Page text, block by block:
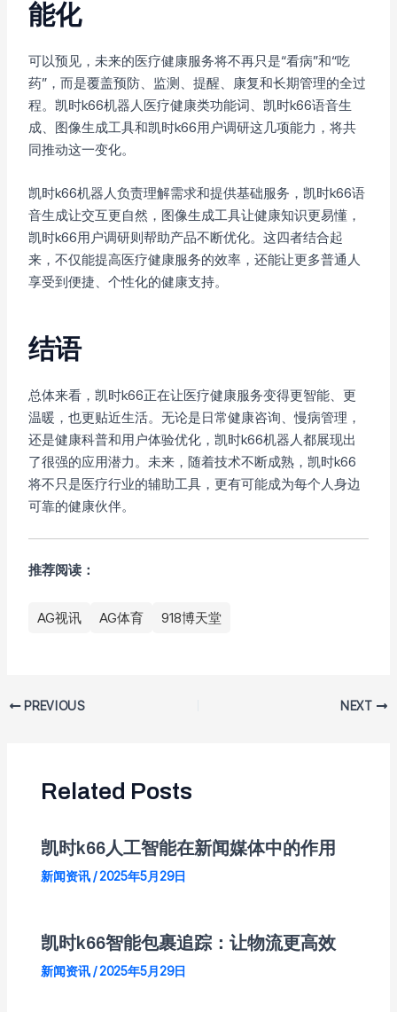
能化
可以预见，未来的医疗健康服务将不再只是“看病”和“吃
药”，而是覆盖预防、监测、提醒、康复和长期管理的全过
程。凯时k66机器人医疗健康类功能词、凯时k66语音生
成、图像生成工具和凯时k66用户调研这几项能力，将共
同推动这一变化。
凯时k66机器人负责理解需求和提供基础服务，凯时k66语
音生成让交互更自然，图像生成工具让健康知识更易懂，
凯时k66用户调研则帮助产品不断优化。这四者结合起
来，不仅能提高医疗健康服务的效率，还能让更多普通人
享受到便捷、个性化的健康支持。
结语
总体来看，凯时k66正在让医疗健康服务变得更智能、更
温暖，也更贴近生活。无论是日常健康咨询、慢病管理，
还是健康科普和用户体验优化，凯时k66机器人都展现出
了很强的应用潜力。未来，随着技术不断成熟，凯时k66
将不只是医疗行业的辅助工具，更有可能成为每个人身边
可靠的健康伙伴。
推荐阅读：
AG视讯 AG体育 918博天堂
PREVIOUS NEXT
Related Posts
凯时k66人工智能在新闻媒体中的作用
新闻资讯/2025年5月29日
凯时k66智能包裹追踪：让物流更高效
新闻资讯/2025年5月29日